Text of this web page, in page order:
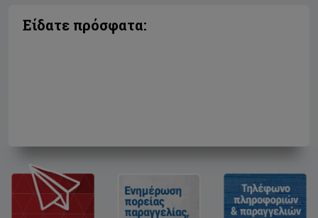
Είδατε πρόσφατα: